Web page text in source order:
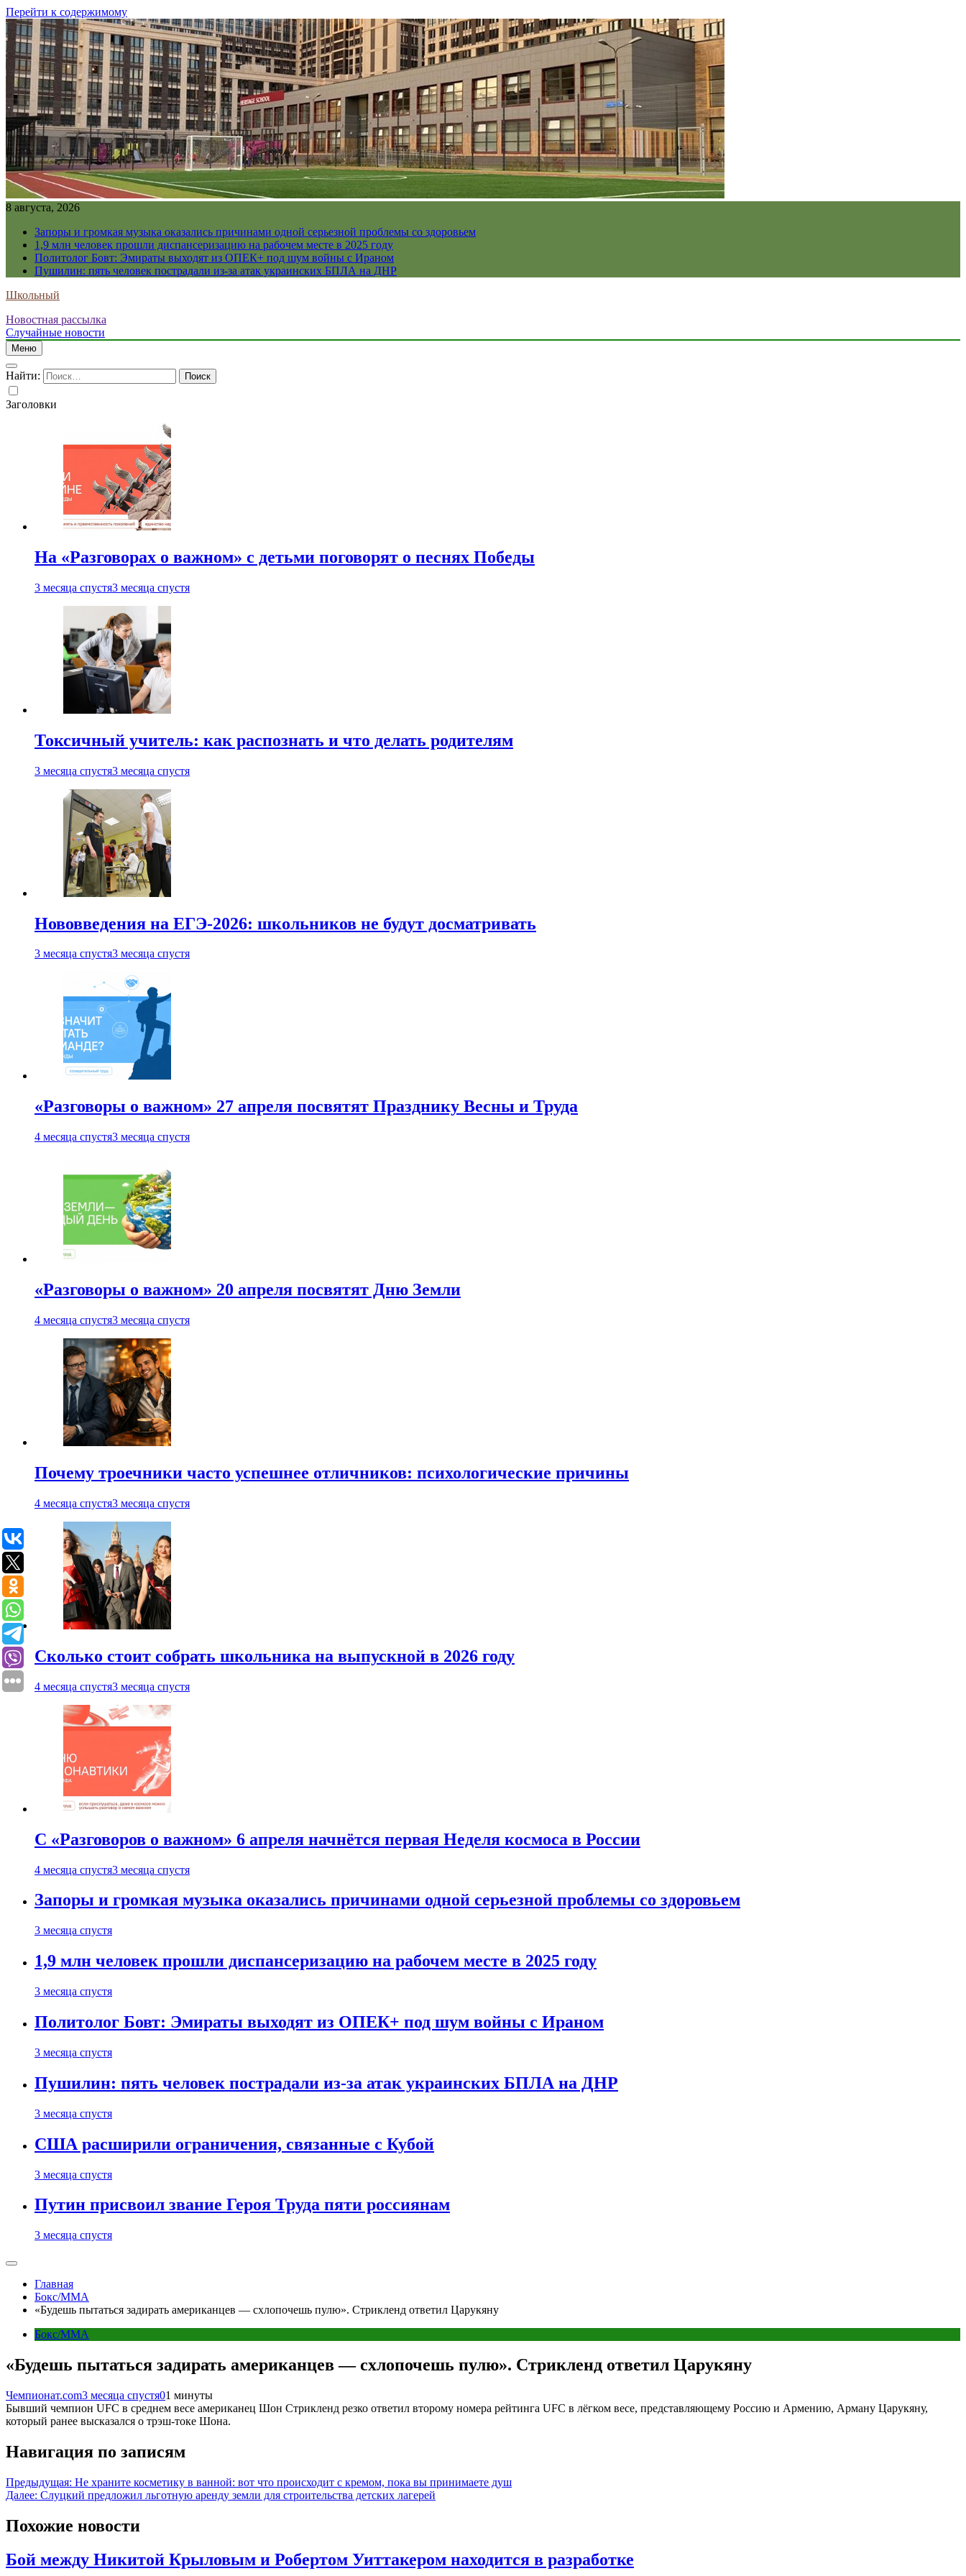
Перейти к содержимому
8 августа, 2026
Запоры и громкая музыка оказались причинами одной серьезной проблемы со здоровьем
1,9 млн человек прошли диспансеризацию на рабочем месте в 2025 году
Политолог Бовт: Эмираты выходят из ОПЕК+ под шум войны с Ираном
Пушилин: пять человек пострадали из-за атак украинских БПЛА на ДНР
Школьный
Новостная рассылка
Случайные новости
Меню
Найти:
Заголовки
На «Разговорах о важном» с детьми поговорят о песнях Победы
3 месяца спустя3 месяца спустя
Токсичный учитель: как распознать и что делать родителям
3 месяца спустя3 месяца спустя
Нововведения на ЕГЭ-2026: школьников не будут досматривать
3 месяца спустя3 месяца спустя
«Разговоры о важном» 27 апреля посвятят Празднику Весны и Труда
4 месяца спустя3 месяца спустя
«Разговоры о важном» 20 апреля посвятят Дню Земли
4 месяца спустя3 месяца спустя
Почему троечники часто успешнее отличников: психологические причины
4 месяца спустя3 месяца спустя
Сколько стоит собрать школьника на выпускной в 2026 году
4 месяца спустя3 месяца спустя
С «Разговоров о важном» 6 апреля начнётся первая Неделя космоса в России
4 месяца спустя3 месяца спустя
Запоры и громкая музыка оказались причинами одной серьезной проблемы со здоровьем
3 месяца спустя
1,9 млн человек прошли диспансеризацию на рабочем месте в 2025 году
3 месяца спустя
Политолог Бовт: Эмираты выходят из ОПЕК+ под шум войны с Ираном
3 месяца спустя
Пушилин: пять человек пострадали из-за атак украинских БПЛА на ДНР
3 месяца спустя
США расширили ограничения, связанные с Кубой
3 месяца спустя
Путин присвоил звание Героя Труда пяти россиянам
3 месяца спустя
Главная
Бокс/MMA
«Будешь пытаться задирать американцев — схлопочешь пулю». Стрикленд ответил Царукяну
Бокс/MMA
«Будешь пытаться задирать американцев — схлопочешь пулю». Стрикленд ответил Царукяну
Чемпионат.com3 месяца спустя01 минуты
Бывший чемпион UFC в среднем весе американец Шон Стрикленд резко ответил второму номера рейтинга UFC в лёгком весе, представляющему Россию и Армению, Арману Царукяну,
который ранее высказался о трэш-токе Шона.
Навигация по записям
Предыдущая: Не храните косметику в ванной: вот что происходит с кремом, пока вы принимаете душ
Далее: Слуцкий предложил льготную аренду земли для строительства детских лагерей
Похожие новости
Бой между Никитой Крыловым и Робертом Уиттакером находится в разработке